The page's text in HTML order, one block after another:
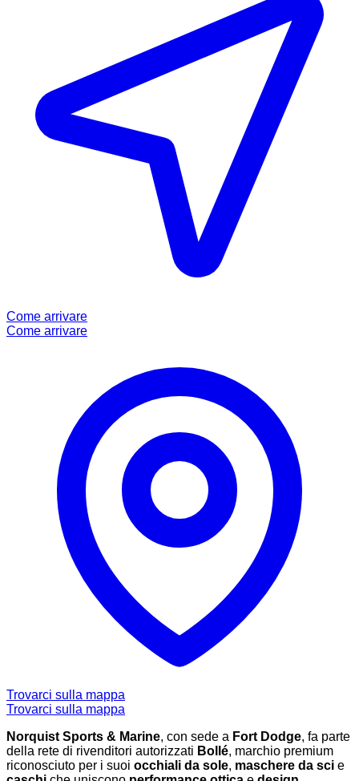
Come arrivare
Come arrivare
Trovarci sulla mappa
Trovarci sulla mappa
Norquist Sports & Marine, con sede a Fort Dodge, fa parte
della rete di rivenditori autorizzati Bollé, marchio premium
riconosciuto per i suoi occhiali da sole, maschere da sci e